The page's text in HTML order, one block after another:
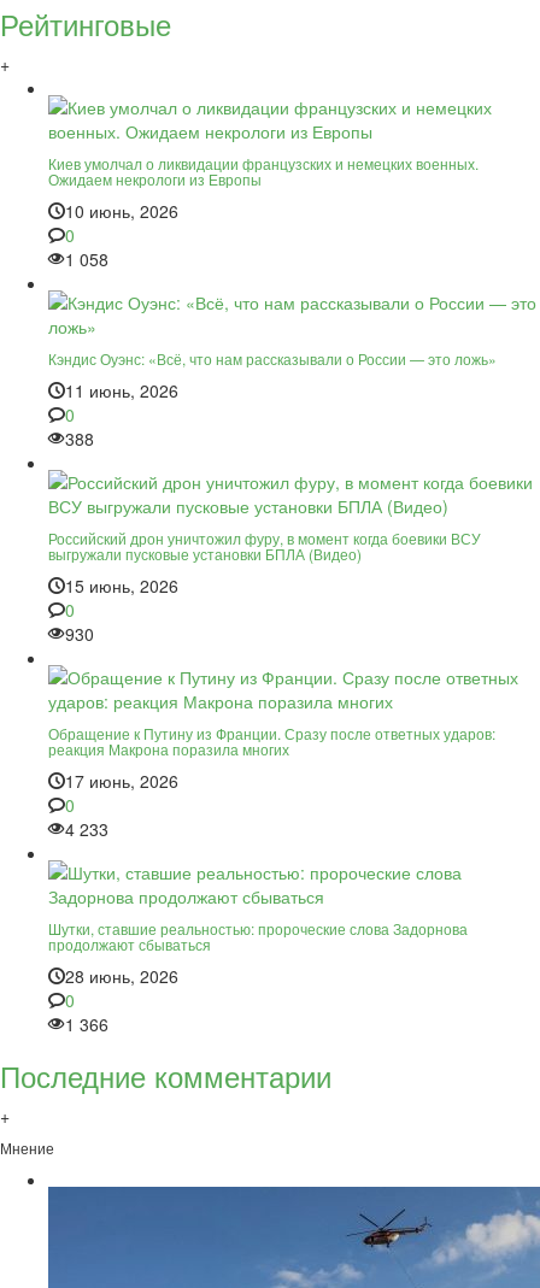
Рейтинговые
+
Киев умолчал о ликвидации французских и немецких военных.
Ожидаем некрологи из Европы
10 июнь, 2026
0
1 058
Кэндис Оуэнс: «Всё, что нам рассказывали о России — это ложь»
11 июнь, 2026
0
388
Российский дрон уничтожил фуру, в момент когда боевики ВСУ
выгружали пусковые установки БПЛА (Видео)
15 июнь, 2026
0
930
Обращение к Путину из Франции. Сразу после ответных ударов:
реакция Макрона поразила многих
17 июнь, 2026
0
4 233
Шутки, ставшие реальностью: пророческие слова Задорнова
продолжают сбываться
28 июнь, 2026
0
1 366
Последние комментарии
+
Мнение